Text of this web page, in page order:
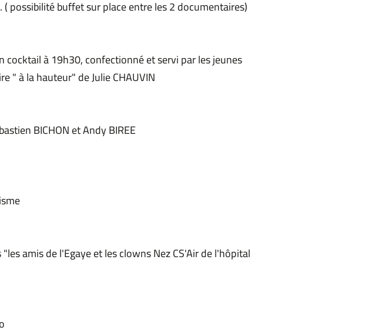
possibilité buffet sur place entre les 2 documentaires)
à 19h30, confectionné et servi par les jeunes
" à la hauteur" de Julie CHAUVIN
BICHON et Andy BIREE
amis de l'Egaye et les clowns Nez CS'Air de l'hôpital